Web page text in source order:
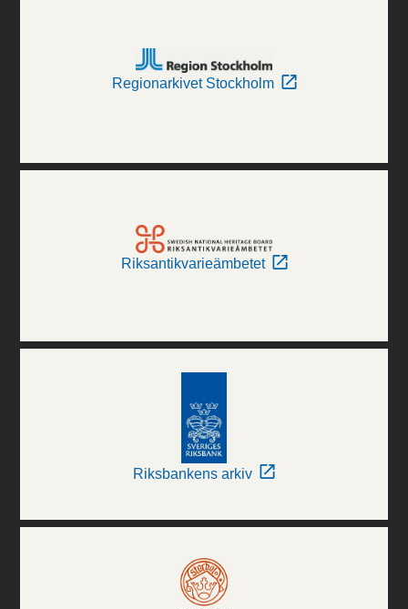
Regionarkivet Stockholm
Riksantikvarieämbetet
Riksbankens arkiv